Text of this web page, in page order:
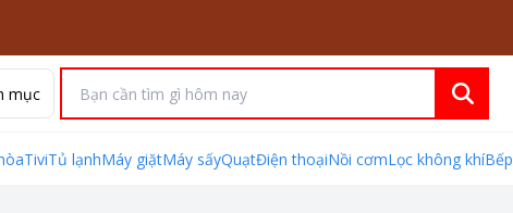
mục
TiviTủ lạnhMáy giặtMáy sấyQuạtĐiện thoạiNồi cơmLọc không khíBếp